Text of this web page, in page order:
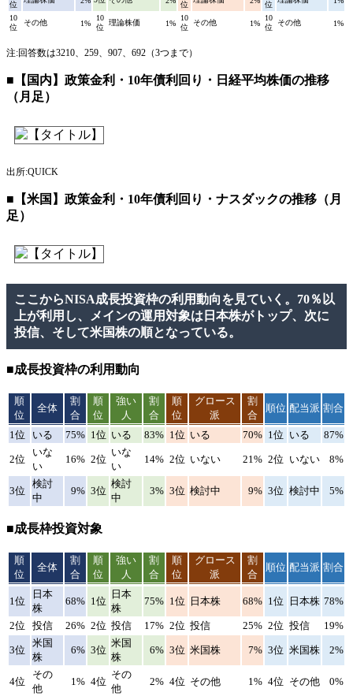
位 位 位
10
位
その他 1%
10
位
理論株価 1%
10
位
その他 1%
10
位
その他 1%
注:回答数は3210、259、907、692（3つまで）
■【国内】政策金利・10年債利回り・日経平均株価の推移
（月足）
出所:QUICK
■【米国】政策金利・10年債利回り・ナスダックの推移（月
足）
ここからNISA成長投資枠の利用動向を見ていく。70％以
上が利用し、メインの運用対象は日本株がトップ、次に
投信、そして米国株の順となっている。
■成長投資枠の利用動向
順
位
全体
割
合
順
位
強い
人
割
合
順
位
グロース
派
割
合
順位 配当派 割合
1位 いる 75% 1位 いる 83% 1位 いる 70% 1位 いる 87%
2位
いな
い
16% 2位
いな
い
14% 2位 いない 21% 2位 いない 8%
3位
検討
中
9% 3位
検討
中
3% 3位 検討中 9% 3位 検討中 5%
■成長枠投資対象
順
位
全体
割
合
順
位
強い
人
割
合
順
位
グロース
派
割
合
順位 配当派 割合
1位
日本
株
68% 1位
日本
株
75% 1位 日本株 68% 1位 日本株 78%
2位 投信 26% 2位 投信 17% 2位 投信 25% 2位 投信 19%
3位
米国
株
6% 3位
米国
株
6% 3位 米国株 7% 3位 米国株 2%
4位
その
他
1% 4位
その
他
2% 4位 その他 1% 4位 その他 0%